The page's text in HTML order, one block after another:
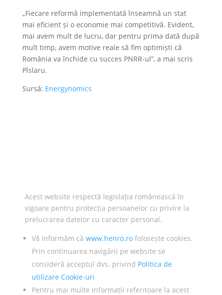
„Fiecare reformă implementată înseamnă un stat
mai eficient și o economie mai competitivă. Evident,
mai avem mult de lucru, dar pentru prima dată după
mult timp, avem motive reale să fim optimiști că
România va închide cu succes PNRR-ul”, a mai scris
Pîslaru.
Sursă: Energynomics
Acest website respectă legislația românească în
vigoare pentru protecția persoanelor cu privire la
prelucrarea datelor cu caracter personal.
Vă informăm că www.henro.ro folosește cookies.
Prin continuarea navigării pe website se
consideră acceptul dvs. privind Politica de
utilizare Cookie-uri
Pentru mai multe informații referitoare la acest